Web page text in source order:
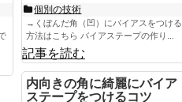
個別の技術
→くぼんだ角（凹）にバイアスをつける
方法はこちら バイアステープの作り...
記事を読む
内向きの角に綺麗にバイア
ステープをつけるコツ